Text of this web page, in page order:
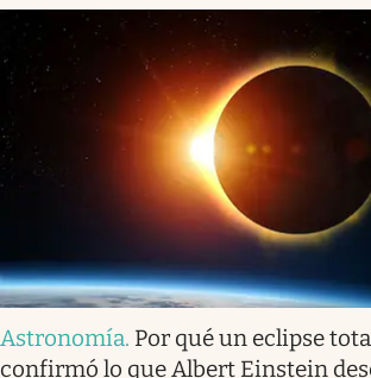
Astronomía. Por qué un eclipse
confirmó lo que Albert Einstein